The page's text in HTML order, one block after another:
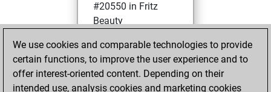
#20550 in Fritz
Beauty
dimanche, janvier
3, 2021
You achieved a
We use cookies and comparable technologies to provide
certain functions, to improve the user experience and to
offer interest-oriented content. Depending on their
intended use, analysis cookies and marketing cookies